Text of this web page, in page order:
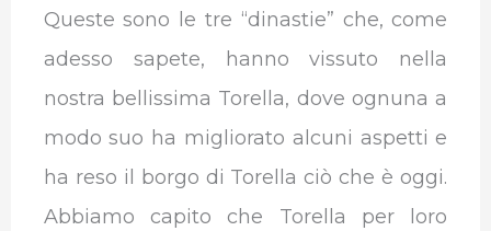
Queste sono le tre “dinastie” che, come
adesso sapete, hanno vissuto nella
nostra bellissima Torella, dove ognuna a
modo suo ha migliorato alcuni aspetti e
ha reso il borgo di Torella ciò che è oggi.
Abbiamo capito che Torella per loro